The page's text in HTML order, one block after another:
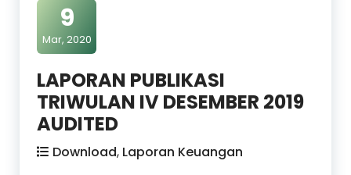
9
Mar, 2020
LAPORAN PUBLIKASI
TRIWULAN IV DESEMBER 2019
AUDITED
Download, Laporan Keuangan